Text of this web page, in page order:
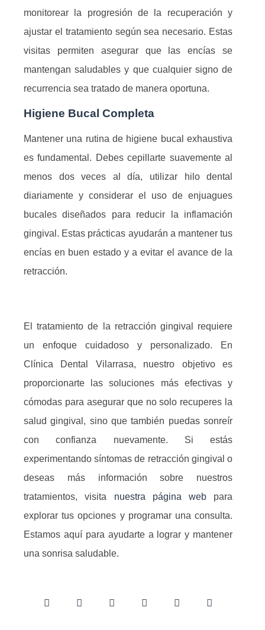
monitorear la progresión de la recuperación y
ajustar el tratamiento según sea necesario. Estas
visitas permiten asegurar que las encías se
mantengan saludables y que cualquier signo de
recurrencia sea tratado de manera oportuna.
Higiene Bucal Completa
Mantener una rutina de higiene bucal exhaustiva
es fundamental. Debes cepillarte suavemente al
menos dos veces al día, utilizar hilo dental
diariamente y considerar el uso de enjuagues
bucales diseñados para reducir la inflamación
gingival. Estas prácticas ayudarán a mantener tus
encías en buen estado y a evitar el avance de la
retracción.
El tratamiento de la retracción gingival requiere
un enfoque cuidadoso y personalizado. En
Clínica Dental Vilarrasa, nuestro objetivo es
proporcionarte las soluciones más efectivas y
cómodas para asegurar que no solo recuperes la
salud gingival, sino que también puedas sonreír
con confianza nuevamente. Si estás
experimentando síntomas de retracción gingival o
deseas más información sobre nuestros
tratamientos, visita
nuestra página webpara
explorar tus opciones y programar una consulta.
Estamos aquí para ayudarte a lograr y mantener
una sonrisa saludable.